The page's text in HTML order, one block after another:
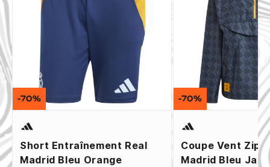
Short Entraînement Real
Madrid Bleu Orange
-70%
Coupe Vent
Madrid Bleu
-70%